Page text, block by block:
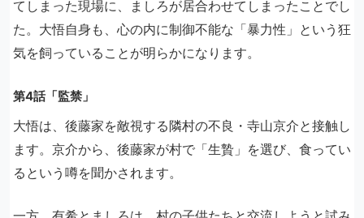
てしまった現場に、ましろが居合わせてしまったことでし
た。大悟自身も、心の内に制御不能な「暴力性」という狂
気を飼っていることが明らかになります。
第4話「監禁」
大悟は、後藤家を敵視する隣村の不良・寺山京介と接触し
ます。京介から、後藤家が村で「生贄」を選び、食ってい
るという噂を聞かされます。